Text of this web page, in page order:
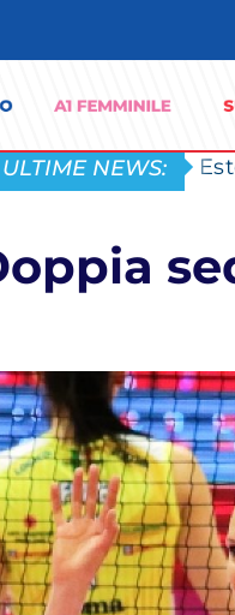
ULTIME NEWS: